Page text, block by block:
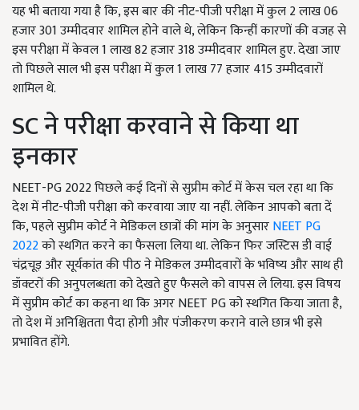
यह भी बताया गया है कि, इस बार की नीट-पीजी परीक्षा में कुल 2 लाख 06
हजार 301 उम्मीदवार शामिल होने वाले थे, लेकिन किन्हीं कारणों की वजह से
इस परीक्षा में केवल 1 लाख 82 हजार 318 उम्मीदवार शामिल हुए. देखा जाए
तो पिछले साल भी इस परीक्षा में कुल 1 लाख 77 हजार 415 उम्मीदवारों
शामिल थे.
SC ने परीक्षा करवाने से किया था
इनकार
NEET-PG 2022 पिछले कई दिनों से सुप्रीम कोर्ट में केस चल रहा था कि
देश में नीट-पीजी परीक्षा को करवाया जाए या नहीं. लेकिन आपको बता दें
कि, पहले सुप्रीम कोर्ट ने मेडिकल छात्रों की मांग के अनुसारNEET PG
2022को स्थगित करने का फैसला लिया था. लेकिन फिर जस्टिस डी वाई
चंद्रचूड़ और सूर्यकांत की पीठ ने मेडिकल उम्मीदवारों के भविष्य और साथ ही
डॉक्टरों की अनुपलब्धता को देखते हुए फैसले को वापस ले लिया. इस विषय
में सुप्रीम कोर्ट का कहना था कि अगर NEET PG को स्थगित किया जाता है,
तो देश में अनिश्चितता पैदा होगी और पंजीकरण कराने वाले छात्र भी इसे
प्रभावित होंगे.